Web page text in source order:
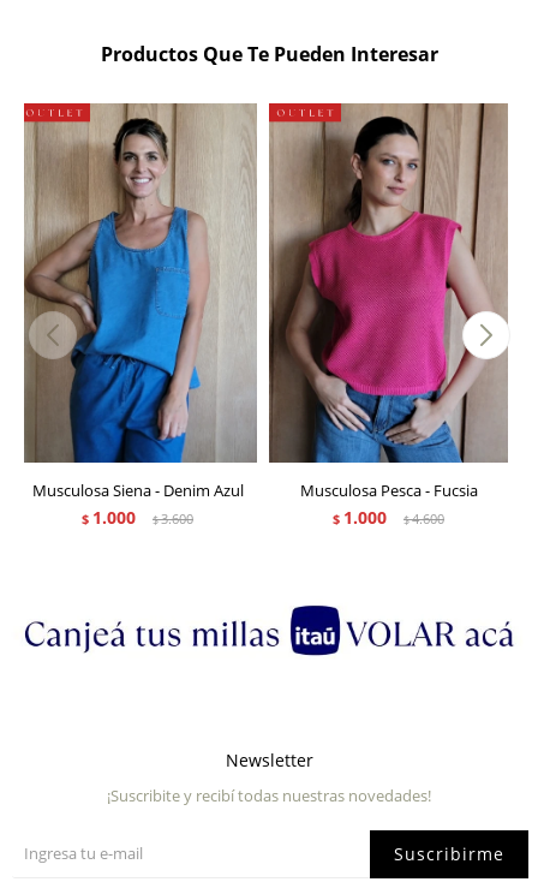
Productos Que Te Pueden Interesar
Musculosa Siena - Denim Azul
$ 1.000 $3.600
Musculosa Pesca - Fucsia
$ 1.000 $4.600
Newsletter
¡Suscribite y recibí todas nuestras novedades!
Suscribirme